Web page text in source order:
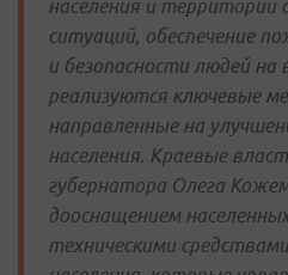
населения и территории
ситуаций, обеспечение
и безопасности людей на
реализуются ключевые
направленные на
населения. Краевые
губернатора Олега
дооснащением
техническими